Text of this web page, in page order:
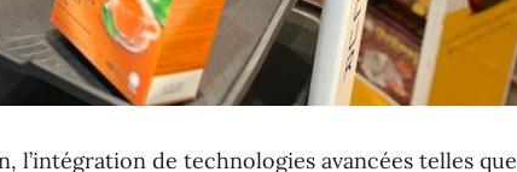
l’intégration de technologies avancées telles que